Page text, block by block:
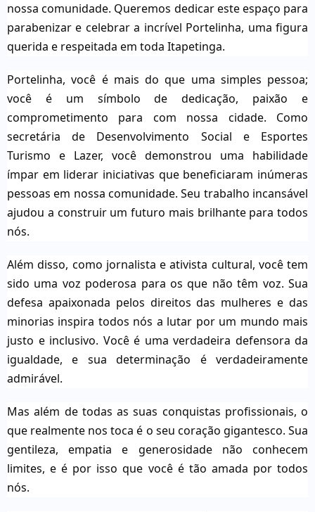
nossa comunidade. Queremos dedicar este espaço para
parabenizar e celebrar a incrível Portelinha, uma figura
querida e respeitada em toda Itapetinga.
Portelinha, você é mais do que uma simples pessoa;
você é um símbolo de dedicação, paixão e
comprometimento para com nossa cidade. Como
secretária de Desenvolvimento Social e Esportes
Turismo e Lazer, você demonstrou uma habilidade
ímpar em liderar iniciativas que beneficiaram inúmeras
pessoas em nossa comunidade. Seu trabalho incansável
ajudou a construir um futuro mais brilhante para todos
nós.
Além disso, como jornalista e ativista cultural, você tem
sido uma voz poderosa para os que não têm voz. Sua
defesa apaixonada pelos direitos das mulheres e das
minorias inspira todos nós a lutar por um mundo mais
justo e inclusivo. Você é uma verdadeira defensora da
igualdade, e sua determinação é verdadeiramente
admirável.
Mas além de todas as suas conquistas profissionais, o
que realmente nos toca é o seu coração gigantesco. Sua
gentileza, empatia e generosidade não conhecem
limites, e é por isso que você é tão amada por todos
nós.